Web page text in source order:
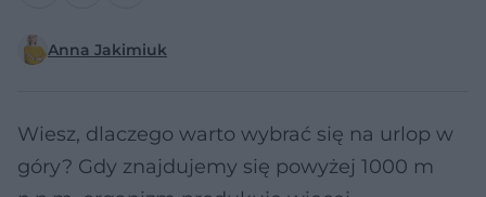
Anna Jakimiuk
Wiesz, dlaczego warto wybrać się na urlop w
góry? Gdy znajdujemy się powyżej 1000 m